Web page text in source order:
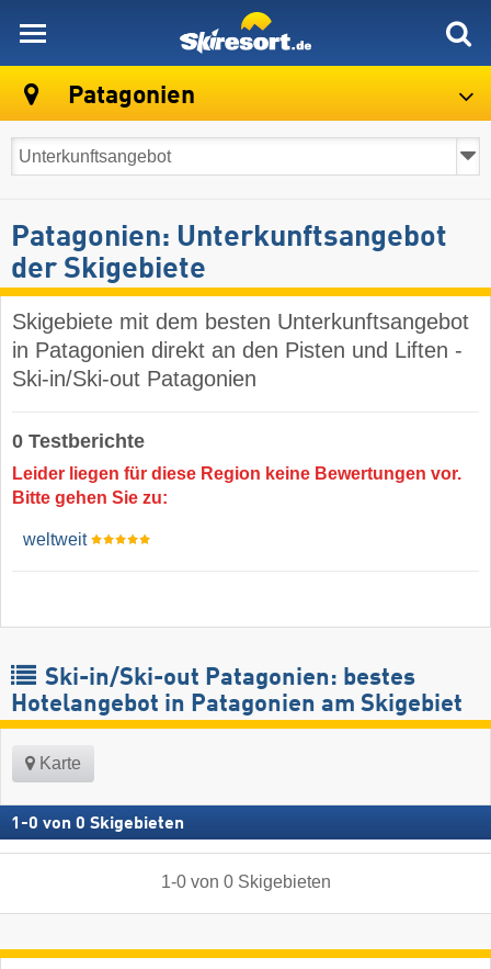
Patagonien
Patagonien: Unterkunftsangebot
der Skigebiete
Skigebiete mit dem besten Unterkunftsangebot
in Patagonien direkt an den Pisten und Liften -
Ski-in/Ski-out Patagonien
0 Testberichte
Leider liegen für diese Region keine Bewertungen vor.
Bitte gehen Sie zu:
weltweit
Ski-in/Ski-out Patagonien: bestes
Hotelangebot in Patagonien am Skigebiet
Karte
1 -0 von 0 Skigebieten
1-0von 0 Skigebieten